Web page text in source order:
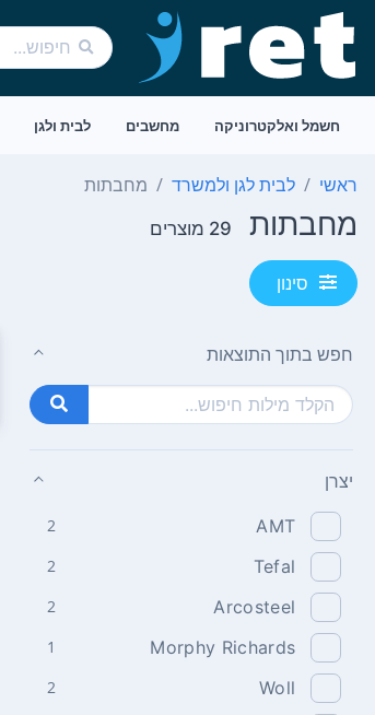
חשמל ואלקטרוניקה מחשבים לבית ולגן
ראשי לבית לגן ולמשרד מחבתות
מחבתות 29 מוצרים
סינון
חפש בתוך התוצאות
יצרן
AMT
2
Tefal
2
Arcosteel
2
Morphy Richards
1
Woll
2